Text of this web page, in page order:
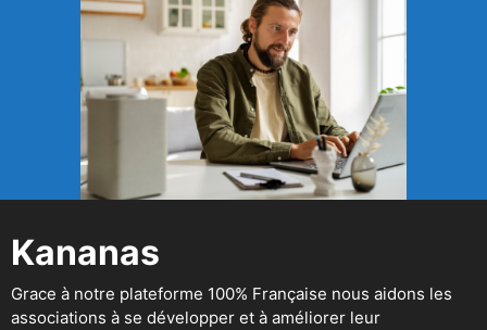
Kananas
Grace à notre plateforme 100% Française nous aidons les
associations à se développer et à améliorer leur